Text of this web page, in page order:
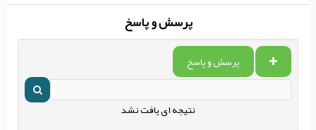
پرسش و پاسخ
پرسش و پاسخ
نتیجه ای یافت نشد